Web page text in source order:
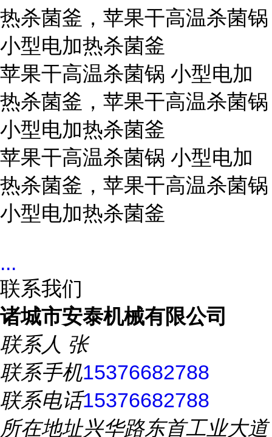
热杀菌釜，苹果干高温杀菌锅
小型电加热杀菌釜
苹果干高温杀菌锅 小型电加
热杀菌釜，苹果干高温杀菌锅
小型电加热杀菌釜
苹果干高温杀菌锅 小型电加
热杀菌釜，苹果干高温杀菌锅
小型电加热杀菌釜
...
联系我们
诸城市安泰机械有限公司
联系人 张
联系手机15376682788
联系电话15376682788
所在地址兴华路东首工业大道